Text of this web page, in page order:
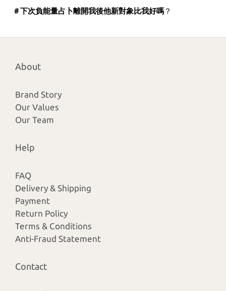
＃下次負能量占卜離開我後他新對象比我好嗎 ？
About
Brand Story
Our Values
Our Team
Help
FAQ
Delivery & Shipping
Payment
Return Policy
Terms & Conditions
Anti-Fraud Statement
Contact